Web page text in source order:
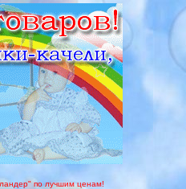
ландер" по лучшим ценам!